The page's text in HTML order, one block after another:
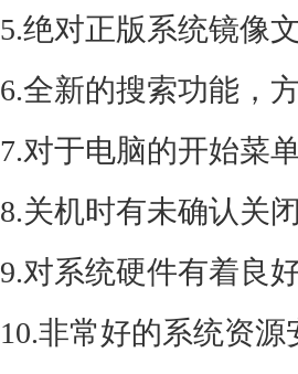
5.绝对正版系统镜像
6.全新的搜索功能，
7.对于电脑的开始菜
8.关机时有未确认关
9.对系统硬件有着良
10.非常好的系统资